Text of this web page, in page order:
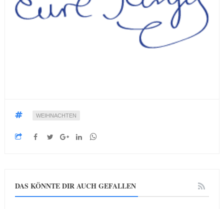
WEIHNACHTEN
DAS KÖNNTE DIR AUCH GEFALLEN